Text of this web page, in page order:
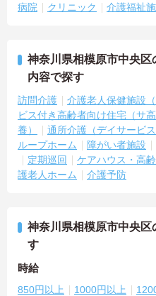
病院 クリニック 介護福祉
神奈川県相模原市中央
内容で探す
訪問介護 介護老人保健施設（
ビス付き高齢者向け住宅（サ高
養）
通所介護（デイサービス
ループホーム
障がい者施設
定期巡回
ケアハウス・高
護老人ホーム
介護予防
神奈川県相模原市中央
す
時給
850円以上 1000円以上